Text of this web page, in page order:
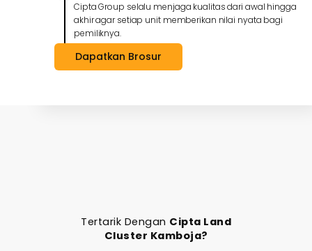
Cipta Group selalu menjaga kualitas dari awal hingga
akhir agar setiap unit memberikan nilai nyata bagi
pemiliknya.
Dapatkan Brosur
Tertarik Dengan Cipta Land
Cluster Kamboja?